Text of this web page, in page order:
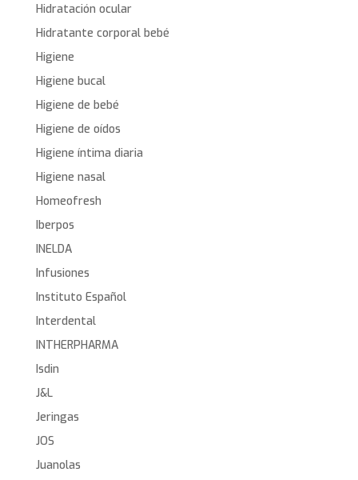
Hidratación ocular
Hidratante corporal bebé
Higiene
Higiene bucal
Higiene de bebé
Higiene de oídos
Higiene íntima diaria
Higiene nasal
Homeofresh
Iberpos
INELDA
Infusiones
Instituto Español
Interdental
INTHERPHARMA
Isdin
J&L
Jeringas
JOS
Juanolas